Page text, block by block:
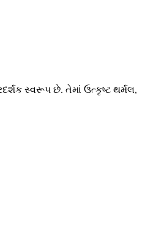
સ્વરૂપ છે. તેમાં ઉત્કૃષ્ટ થર્મલ,